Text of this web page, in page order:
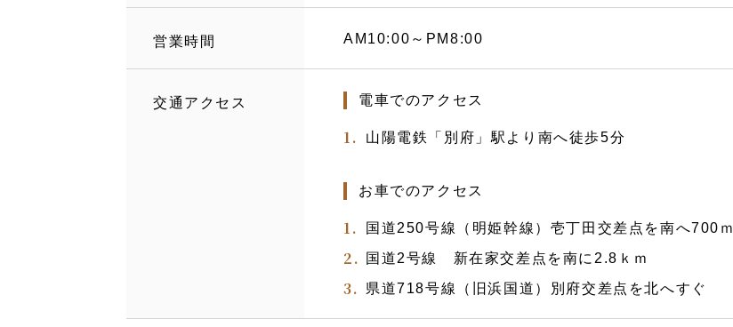
営業時間 AM10:00～PM8:00
交通アクセス 電車でのアクセス
山陽電鉄「別府」駅より南へ徒歩5分
お車でのアクセス
国道250号線（明姫幹線）壱丁田交差点を南へ700ｍ
国道2号線 新在家交差点を南に2.8ｋｍ
県道718号線（旧浜国道）別府交差点を北へすぐ